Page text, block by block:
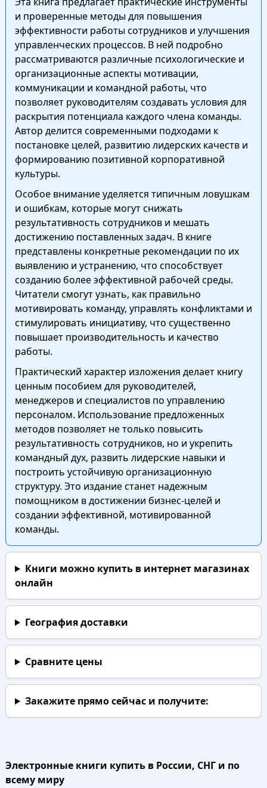
и проверенные методы для повышения
эффективности работы сотрудников и улучшения
управленческих процессов. В ней подробно
рассматриваются различные психологические и
организационные аспекты мотивации,
коммуникации и командной работы, что
позволяет руководителям создавать условия для
раскрытия потенциала каждого члена команды.
Автор делится современными подходами к
постановке целей, развитию лидерских качеств и
формированию позитивной корпоративной
культуры.
Особое внимание уделяется типичным ловушкам
и ошибкам, которые могут снижать
результативность сотрудников и мешать
достижению поставленных задач. В книге
представлены конкретные рекомендации по их
выявлению и устранению, что способствует
созданию более эффективной рабочей среды.
Читатели смогут узнать, как правильно
мотивировать команду, управлять конфликтами и
стимулировать инициативу, что существенно
повышает производительность и качество
работы.
Практический характер изложения делает книгу
ценным пособием для руководителей,
менеджеров и специалистов по управлению
персоналом. Использование предложенных
методов позволяет не только повысить
результативность сотрудников, но и укрепить
командный дух, развить лидерские навыки и
построить устойчивую организационную
структуру. Это издание станет надежным
помощником в достижении бизнес-целей и
создании эффективной, мотивированной
команды.
Книги можно купить в интернет магазинах
онлайн
География доставки
Сравните цены
Закажите прямо сейчаси получите:
Электронные книги купить в России, СНГ и по
всему миру